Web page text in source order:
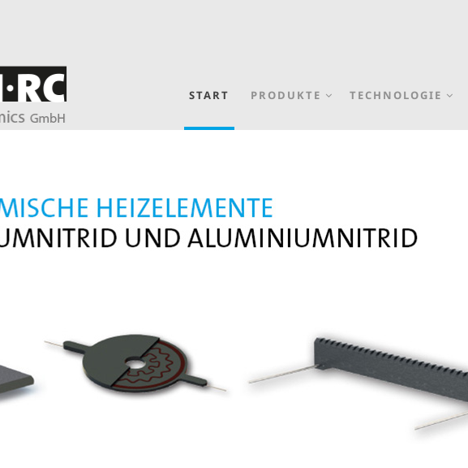
START PRODUKTE TECHNOLOGIE